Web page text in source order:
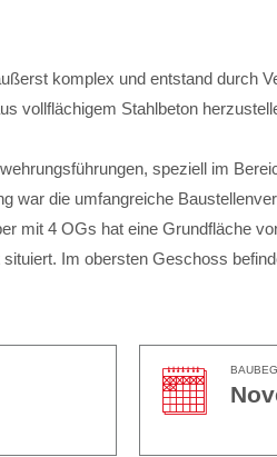
komplex und entstand durch
vollflächigem Stahlbeton
speziell im
war die umfangreiche
mit 4 OGs hat eine Grundfläche
Im obersten Geschoss